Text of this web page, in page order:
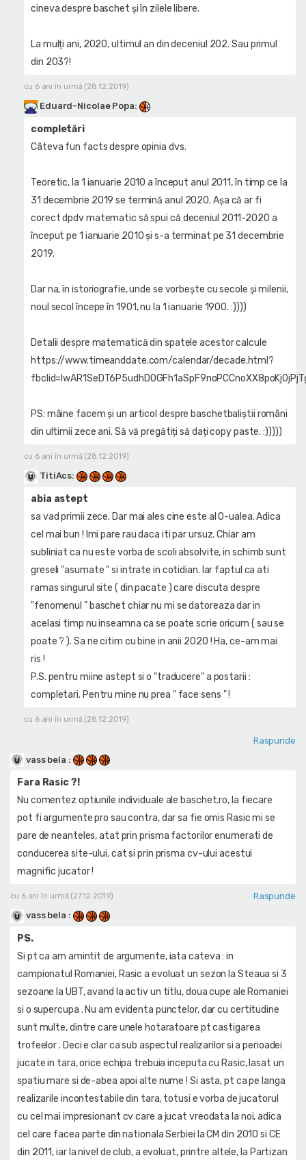
cineva despre baschet și în zilele libere.
La mulți ani, 2020, ultimul an din deceniul 202. Sau primul
din 203?!
cu 6 ani în urmă (28.12.2019)
Eduard-Nicolae Popa:
completări
Câteva fun facts despre opinia dvs.
Teoretic, la 1 ianuarie 2010 a început anul 2011, în timp ce la
31 decembrie 2019 se termină anul 2020. Așa că ar fi
corect dpdv matematic să spui că deceniul 2011-2020 a
început pe 1 ianuarie 2010 și s-a terminat pe 31 decembrie
2019.
Dar na, în istoriografie, unde se vorbește cu secole și milenii,
noul secol începe în 1901, nu la 1 ianuarie 1900. :))))
Detalii despre matematică din spatele acestor calcule
https://www.timeanddate.com/calendar/decade.html?
PS: mâine facem și un articol despre baschetbaliștii români
din ultimii zece ani. Să vă pregătiți să dați copy paste. :)))))
cu 6 ani în urmă (28.12.2019)
TitiAcs:
abia astept
sa vad primii zece. Dar mai ales cine este al O-ualea. Adica
cel mai bun ! Imi pare rau daca iti par ursuz. Chiar am
subliniat ca nu este vorba de scoli absolvite, in schimb sunt
greseli "asumate " si intrate in cotidian. Iar faptul ca ati
ramas singurul site ( din pacate ) care discuta despre
"fenomenul " baschet chiar nu mi se datoreaza dar in
acelasi timp nu inseamna ca se poate scrie oricum ( sau se
poate ? ). Sa ne citim cu bine in anii 2020 ! Ha, ce-am mai
ris !
P.S. pentru miine astept si o "traducere" a postarii :
completari. Pentru mine nu prea " face sens " !
cu 6 ani în urmă (28.12.2019)
Raspunde
vass bela :
Fara Rasic ?!
Nu comentez optiunile individuale ale baschet.ro, la fiecare
pot fi argumente pro sau contra, dar sa fie omis Rasic mi se
pare de neanteles, atat prin prisma factorilor enumerati de
conducerea site-ului, cat si prin prisma cv-ului acestui
magnific jucator !
cu 6 ani în urmă (27.12.2019)
Raspunde
vass bela :
PS.
Si pt ca am amintit de argumente, iata cateva : in
campionatul Romaniei, Rasic a evoluat un sezon la Steaua si 3
sezoane la UBT, avand la activ un titlu, doua cupe ale Romaniei
si o supercupa . Nu am evidenta punctelor, dar cu certitudine
sunt multe, dintre care unele hotaratoare pt castigarea
trofeelor . Deci e clar ca sub aspectul realizarilor si a perioadei
jucate in tara, orice echipa trebuia inceputa cu Rasic, lasat un
spatiu mare si de-abea apoi alte nume ! Si asta, pt ca pe langa
realizarile incontestabile din tara, totusi e vorba de jucatorul
cu cel mai impresionant cv care a jucat vreodata la noi, adica
cel care facea parte din nationala Serbiei la CM din 2010 si CE
din 2011, iar la nivel de club, a evoluat, printre altele, la Partizan